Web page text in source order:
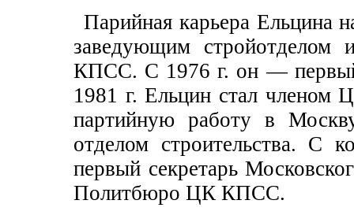
Парийная карьера Ельцина
заведующим стройотделом
КПСС. С 1976 г. он — первый
1981 г. Ельцин стал членом
партийную работу в
отделом строительства.
первый секретарь
Политбюро ЦК КПСС.